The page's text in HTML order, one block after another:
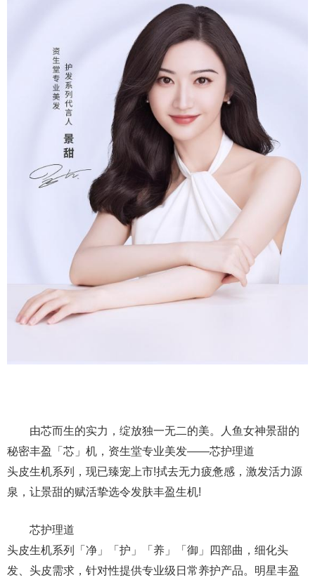
由芯而生的实力，绽放独一无二的美。人鱼女神景甜的
秘密丰盈「芯」机，资生堂专业美发——芯护理道
头皮生机系列，现已臻宠上市!拭去无力疲惫感，激发活力源
泉，让景甜的赋活挚选令发肤丰盈生机!
芯护理道
头皮生机系列「净」「护」「养」「御」四部曲，细化头
发、头皮需求，针对性提供专业级日常养护产品。明星丰盈